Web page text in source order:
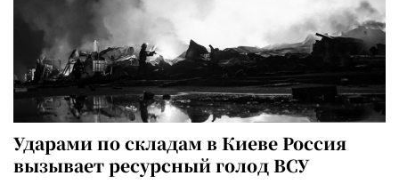
Ударами по складам в Киеве Россия
вызывает ресурсный голод ВСУ